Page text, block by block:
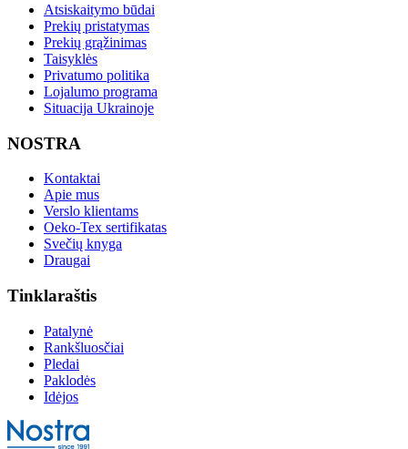
Atsiskaitymo būdai
Prekių pristatymas
Prekių grąžinimas
Taisyklės
Privatumo politika
Lojalumo programa
Situacija Ukrainoje
NOSTRA
Kontaktai
Apie mus
Verslo klientams
Oeko-Tex sertifikatas
Svečių knyga
Draugai
Tinklaraštis
Patalynė
Rankšluosčiai
Pledai
Paklodės
Idėjos